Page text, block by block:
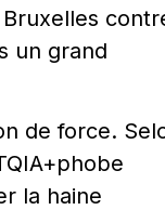
un grand
de force.
la haine